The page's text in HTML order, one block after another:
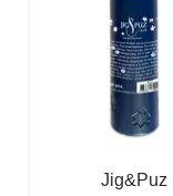
Jig&Puz